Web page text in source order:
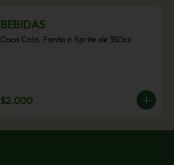
BEBIDAS
Coca Cola, Fanta o Sprite de 350cc
$2.000